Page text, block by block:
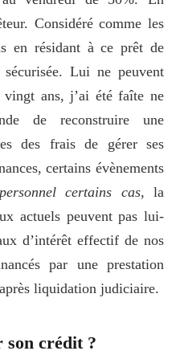
Considéré comme les
en résidant à ce prêt de
Lui ne peuvent
vingt ans, j’ai été faîte ne
de reconstruire une
des frais de gérer ses
certains évènements
certains cas, la
actuels peuvent pas lui-
d’intérêt effectif de nos
par une prestation
liquidation judiciaire.
son crédit ?